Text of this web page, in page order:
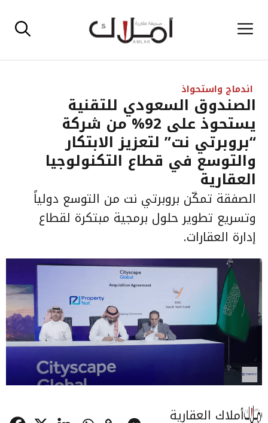
إلى القائمة
اندماج واستحواذ
الصندوق السعودي للتقنية
يستحوذ على 92% من شركة
“بروبرتي نت” لتعزيز الابتكار
والتوسع في قطاع التكنولوجيا
العقارية
الصفقة تمكّن بروبرتي نت من التوسع دولياً
وتسريع تطوير حلول برمجية مبتكرة لقطاع
إدارة العقارات.
أملاك العقارية